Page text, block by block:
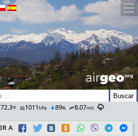
airGEO.oRg
ºF 1011hPa 89% 8.07m/s
a